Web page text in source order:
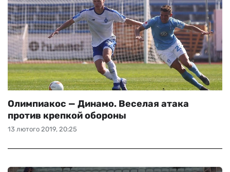
13 лютого 2019, 20:25
Олимпиакос — Динамо. Веселая атака
против крепкой обороны